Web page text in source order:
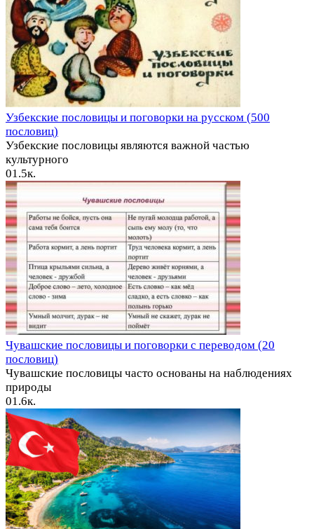
Узбекские пословицы и поговорки на русском (500
пословиц)
Узбекские пословицы являются важной частью
культурного
01.5к.
Чувашские пословицы и поговорки с переводом (20
пословиц)
Чувашские пословицы часто основаны на наблюдениях
природы
01.6к.